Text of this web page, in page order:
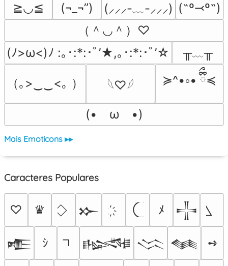
≧◡≦
(¬_¬”) (⸝⸝⸝-﹏-⸝⸝⸝) (˶º⤙º˶)
（＾◡＾）♡
(ﾉ>ω<)ﾉ :｡･:*:･ﾟ’★,｡･:*:･ﾟ’☆
╥﹏╥
（｡>‿‿<｡ ） 𓆩♡𓆪 ≽^•༚• ྀིྀ≼
(•　ω　•)
Mais Emoticons ▸▸
Caracteres Populares
♡ ♛ 𒁍 ﾒ 𒋲
𒍫 ｼ 𒈙 𒈱 𒈝 ➺